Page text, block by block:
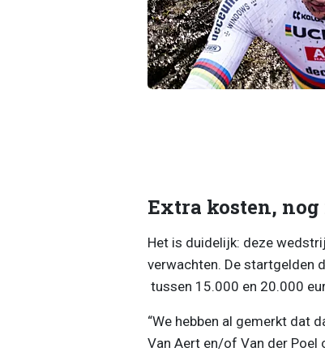
Extra kosten,
Het is duidelijk: deze
verwachten. De startgelden
tussen 15.000 en 20.000
“We hebben al gemerkt dat
Van Aert en/of Van der Poel